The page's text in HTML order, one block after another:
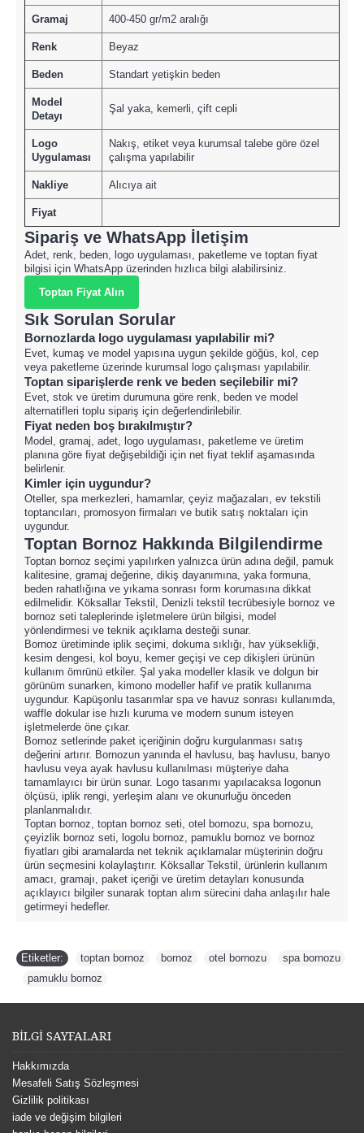
Gramaj 400-450 gr/m2 aralığı
Renk Beyaz
Beden Standart yetişkin beden
Model
Detayı
Şal yaka, kemerli, çift cepli
Logo
Uygulaması
Nakış, etiket veya kurumsal talebe göre özel
çalışma yapılabilir
Nakliye Alıcıya ait
Fiyat
Sipariş ve WhatsApp İletişim
Adet, renk, beden, logo uygulaması, paketleme ve toptan fiyat
bilgisi için WhatsApp üzerinden hızlıca bilgi alabilirsiniz.
Toptan Fiyat Alın
Sık Sorulan Sorular
Bornozlarda logo uygulaması yapılabilir mi?
Evet, kumaş ve model yapısına uygun şekilde göğüs, kol, cep
veya paketleme üzerinde kurumsal logo çalışması yapılabilir.
Toptan siparişlerde renk ve beden seçilebilir mi?
Evet, stok ve üretim durumuna göre renk, beden ve model
alternatifleri toplu sipariş için değerlendirilebilir.
Fiyat neden boş bırakılmıştır?
Model, gramaj, adet, logo uygulaması, paketleme ve üretim
planına göre fiyat değişebildiği için net fiyat teklif aşamasında
belirlenir.
Kimler için uygundur?
Oteller, spa merkezleri, hamamlar, çeyiz mağazaları, ev tekstili
toptancıları, promosyon firmaları ve butik satış noktaları için
uygundur.
Toptan Bornoz Hakkında Bilgilendirme
Toptan bornoz seçimi yapılırken yalnızca ürün adına değil, pamuk
kalitesine, gramaj değerine, dikiş dayanımına, yaka formuna,
beden rahatlığına ve yıkama sonrası form korumasına dikkat
edilmelidir. Köksallar Tekstil, Denizli tekstil tecrübesiyle bornoz ve
bornoz seti taleplerinde işletmelere ürün bilgisi, model
yönlendirmesi ve teknik açıklama desteği sunar.
Bornoz üretiminde iplik seçimi, dokuma sıklığı, hav yüksekliği,
kesim dengesi, kol boyu, kemer geçişi ve cep dikişleri ürünün
kullanım ömrünü etkiler. Şal yaka modeller klasik ve dolgun bir
görünüm sunarken, kimono modeller hafif ve pratik kullanıma
uygundur. Kapüşonlu tasarımlar spa ve havuz sonrası kullanımda,
waffle dokular ise hızlı kuruma ve modern sunum isteyen
işletmelerde öne çıkar.
Bornoz setlerinde paket içeriğinin doğru kurgulanması satış
değerini artırır. Bornozun yanında el havlusu, baş havlusu, banyo
havlusu veya ayak havlusu kullanılması müşteriye daha
tamamlayıcı bir ürün sunar. Logo tasarımı yapılacaksa logonun
ölçüsü, iplik rengi, yerleşim alanı ve okunurluğu önceden
planlanmalıdır.
Toptan bornoz, toptan bornoz seti, otel bornozu, spa bornozu,
çeyizlik bornoz seti, logolu bornoz, pamuklu bornoz ve bornoz
fiyatları gibi aramalarda net teknik açıklamalar müşterinin doğru
ürün seçmesini kolaylaştırır. Köksallar Tekstil, ürünlerin kullanım
amacı, gramajı, paket içeriği ve üretim detayları konusunda
açıklayıcı bilgiler sunarak toptan alım sürecini daha anlaşılır hale
getirmeyi hedefler.
Etiketler: toptan bornoz bornoz otel bornozu
spa bornozu
pamuklu bornoz
BİLGİ SAYFALARI
Hakkımızda
Mesafeli Satış Sözleşmesi
Gizlilik politikası
iade ve değişim bilgileri